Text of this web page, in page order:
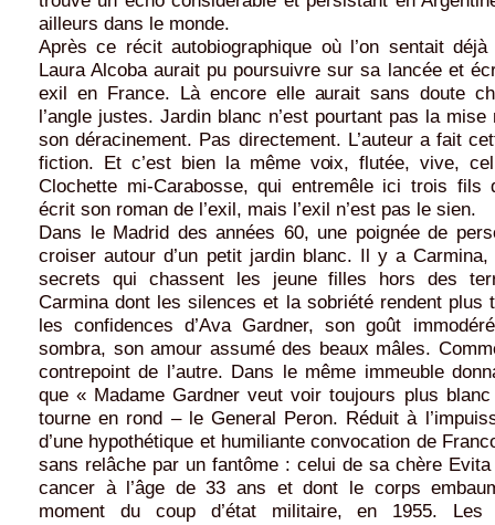
ailleurs dans le monde.
Après ce récit autobiographique où l’on sentait déjà
Laura Alcoba aurait pu poursuivre sur sa lancée et
exil en France. Là encore elle aurait sans doute
l’angle justes. Jardin blanc n’est pourtant pas la
son déracinement. Pas directement. L’auteur a fait
fiction. Et c’est bien la même voix, flutée, vive,
Clochette mi-Carabosse, qui entremêle ici trois fils
écrit son roman de l’exil, mais l’exil n’est pas le sien.
Dans le Madrid des années 60, une poignée de
croiser autour d’un petit jardin blanc. Il y a
secrets qui chassent les jeune filles hors des
Carmina dont les silences et la sobriété rendent plus
les confidences d’Ava Gardner, son goût
sombra, son amour assumé des beaux mâles.
contrepoint de l’autre. Dans le même immeuble
que « Madame Gardner veut voir toujours plus
tourne en rond – le General Peron. Réduit à
d’une hypothétique et humiliante convocation de
sans relâche par un fantôme : celui de sa chère
cancer à l’âge de 33 ans et dont le corps
moment du coup d’état militaire, en 1955.